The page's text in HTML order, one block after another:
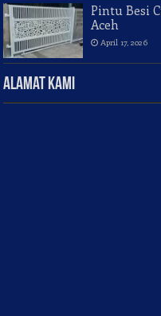
Pintu Besi
Aceh
April 17, 2026
Alamat Kami